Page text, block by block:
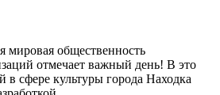
мировая общественность
отмечает важный день! В это
сфере культуры города Находка